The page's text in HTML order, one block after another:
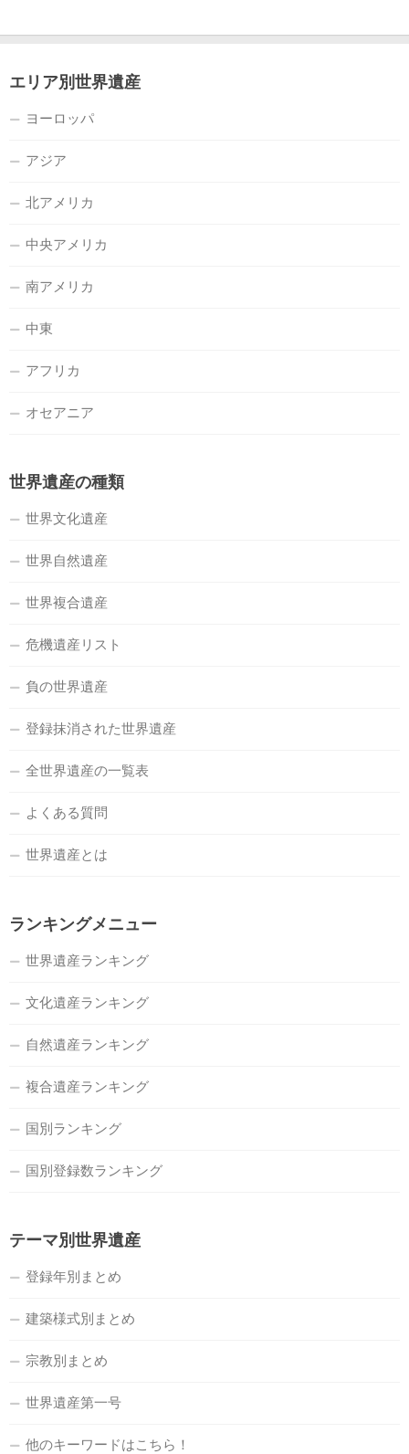
エリア別世界遺産
ヨーロッパ
アジア
北アメリカ
中央アメリカ
南アメリカ
中東
アフリカ
オセアニア
世界遺産の種類
世界文化遺産
世界自然遺産
世界複合遺産
危機遺産リスト
負の世界遺産
登録抹消された世界遺産
全世界遺産の一覧表
よくある質問
世界遺産とは
ランキングメニュー
世界遺産ランキング
文化遺産ランキング
自然遺産ランキング
複合遺産ランキング
国別ランキング
国別登録数ランキング
テーマ別世界遺産
登録年別まとめ
建築様式別まとめ
宗教別まとめ
世界遺産第一号
他のキーワードはこちら！